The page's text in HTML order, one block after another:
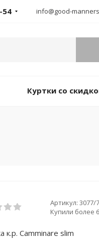
54 info@good-
Куртки со
Артикул: 3077/
Купили более
к.р. Camminare slim